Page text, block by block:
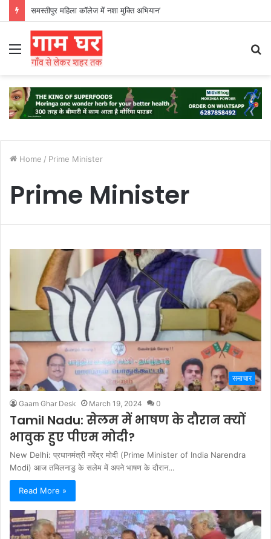
समस्तीपुर महिला कॉलेज में नशा मुक्ति अभियान’
Menu
Home / Prime Minister
Prime Minister
समाचार
Gaam Ghar Desk March 19, 2024 0
Tamil Nadu: सेलम में भाषण के दौरान क्यों
भावुक हुए पीएम मोदी?
New Delhi: प्रधानमंत्री नरेंद्र मोदी (Prime Minister of India Narendra
Modi) आज तमिलनाडु के सलेम में अपने भाषण के दौरान…
Read More »